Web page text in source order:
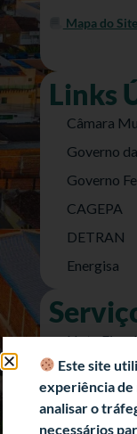
Mapa do Site
Links
Câmara
Governo
Governo
CAGEPA
DETRAN
Energisa
Nota
e-SIC
História
Este site
experiência de
analisar o
necessários